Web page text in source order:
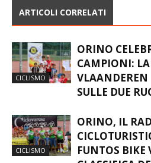
ARTICOLI CORRELATI
CICLISMO
ORINO
CAMPIONI: LA
VLAANDEREN
SULLE DUE
CICLISMO
ORINO, IL
FUNTOS BIKE